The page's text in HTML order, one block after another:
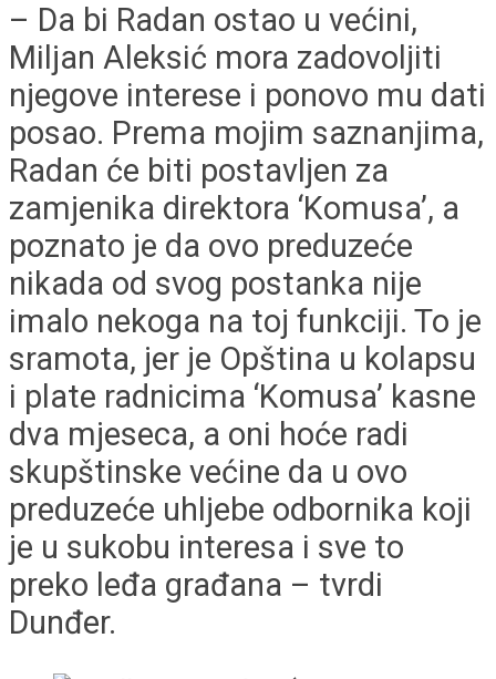
– Da bi Radan ostao u većini,
Miljan Aleksić mora zadovoljiti
njegove interese i ponovo mu dati
posao. Prema mojim saznanjima,
Radan će biti postavljen za
zamjenika direktora ‘Komusa’, a
poznato je da ovo preduzeće
nikada od svog postanka nije
imalo nekoga na toj funkciji. To je
sramota, jer je Opština u kolapsu
i plate radnicima ‘Komusa’ kasne
dva mjeseca, a oni hoće radi
skupštinske većine da u ovo
preduzeće uhljebe odbornika koji
je u sukobu interesa i sve to
preko leđa građana – tvrdi
Dunđer.